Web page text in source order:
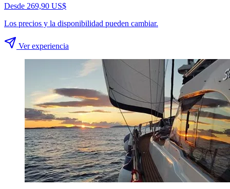
Desde 269,90 US$
Los precios y la disponibilidad pueden cambiar.
Ver experiencia